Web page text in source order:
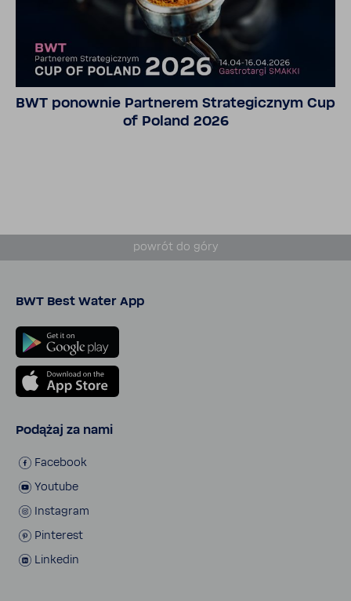
BWT ponownie Part­nerem Stra­te­gicznym Cup
of Poland 2026
powrót do góry
BWT Best Water App
Podążaj za nami
Face­book
Youtube
Insta­gram
Pinte­rest
Linkedin